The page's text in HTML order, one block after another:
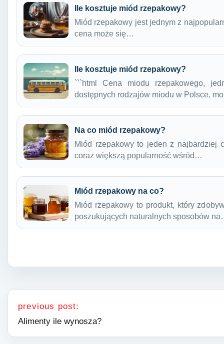
Ile kosztuje miód rzepakowy?
Miód rzepakowy jest jednym z
cena może się…
Ile kosztuje miód rzepakowy?
```html Cena miodu rzepakowego,
dostępnych rodzajów miodu w Polsce,
Na co miód rzepakowy?
Miód rzepakowy to jeden z najbardziej
coraz większą popularność wśród…
Miód rzepakowy na co?
Miód rzepakowy to produkt, który
poszukujących naturalnych sposobów
Nawigacja wpisu
previous post:
Alimenty ile wynosza?